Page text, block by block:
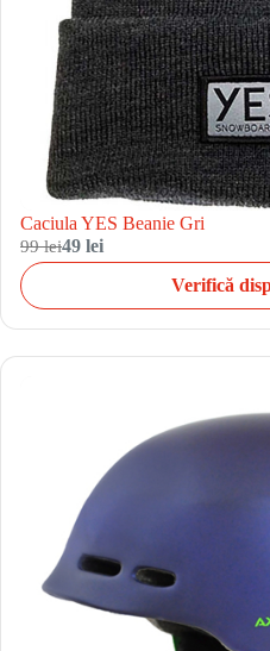
Caciula YES Beanie Gri
99 lei49 lei
Verifică